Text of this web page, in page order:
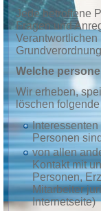
Jede betroffene
Fragen und
Welche
Wir erheben,
löschen
Personen sind
von allen
Kontakt mit
Personen,
Mitarbeiter
Internetseite)